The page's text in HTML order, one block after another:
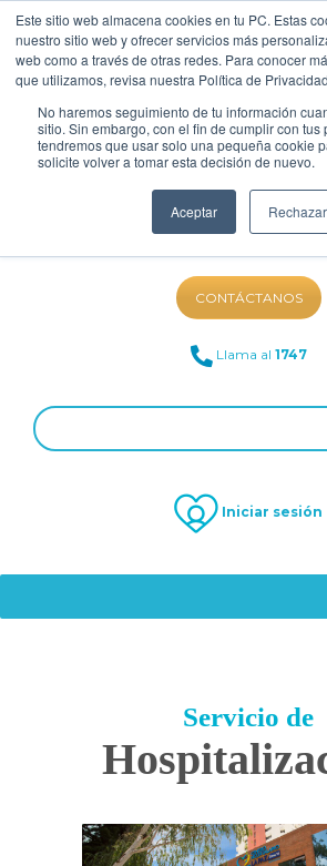
Este sitio web almacena cookies en tu PC. Estas
nuestro sitio web y ofrecer servicios más
web como a través de otras redes. Para conocer
que utilizamos, revisa nuestra Política de
No haremos seguimiento de tu información
sitio. Sin embargo, con el fin de cumplir con tus
tendremos que usar solo una pequeña cookie
solicite volver a tomar esta decisión de nuevo.
Aceptar Rechazar
NUESTRO BLOG
CONTÁCTANOS
Llama al 1747
Iniciar sesión
Servicio de